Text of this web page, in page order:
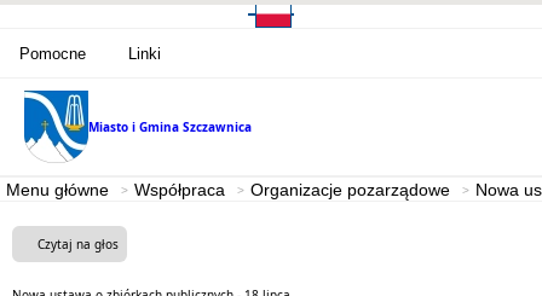
Pomocne Linki
Miasto i Gmina Szczawnica
Menu główne Współpraca Organizacje pozarządowe Nowa
Czytaj na głos